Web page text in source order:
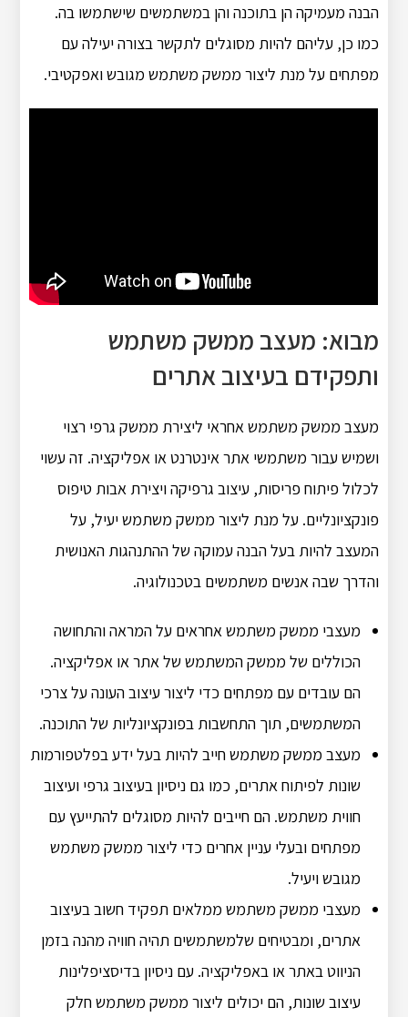
הבנה מעמיקה הן בתוכנה והן במשתמשים שישתמשו בה.
כמו כן, עליהם להיות מסוגלים לתקשר בצורה יעילה עם
מפתחים על מנת ליצור ממשק משתמש מגובש ואפקטיבי.
מבוא: מעצב ממשק משתמש
ותפקידם בעיצוב אתרים
מעצב ממשק משתמש אחראי ליצירת ממשק גרפי רצוי
ושמיש עבור משתמשי אתר אינטרנט או אפליקציה. זה עשוי
לכלול פיתוח פריסות, עיצוב גרפיקה ויצירת אבות טיפוס
פונקציונליים. על מנת ליצור ממשק משתמש יעיל, על
המעצב להיות בעל הבנה עמוקה של ההתנהגות האנושית
והדרך שבה אנשים משתמשים בטכנולוגיה.
מעצבי ממשק משתמש אחראים על המראה והתחושה
הכוללים של ממשק המשתמש של אתר או אפליקציה.
הם עובדים עם מפתחים כדי ליצור עיצוב העונה על צרכי
המשתמשים, תוך התחשבות בפונקציונליות של התוכנה.
מעצב ממשק משתמש חייב להיות בעל ידע בפלטפורמות
שונות לפיתוח אתרים, כמו גם ניסיון בעיצוב גרפי ועיצוב
חווית משתמש. הם חייבים להיות מסוגלים להתייעץ עם
מפתחים ובעלי עניין אחרים כדי ליצור ממשק משתמש
מגובש ויעיל.
מעצבי ממשק משתמש ממלאים תפקיד חשוב בעיצוב
אתרים, ומבטיחים שלמשתמשים תהיה חוויה מהנה בזמן
הניווט באתר או באפליקציה. עם ניסיון בדיסציפלינות
עיצוב שונות, הם יכולים ליצור ממשק משתמש חלק